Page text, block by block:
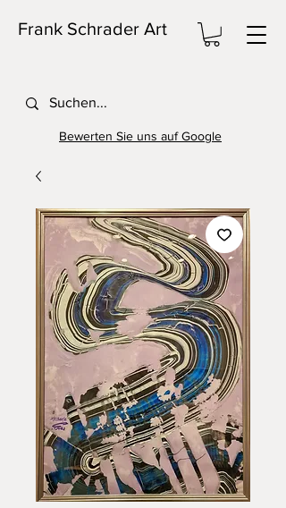
Frank Schrader Art
Bewerten Sie uns auf Google